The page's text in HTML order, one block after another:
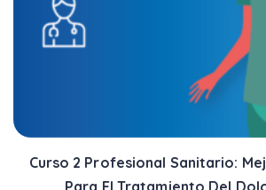
Curso 2 Profesional Sanitario:
Para El Tratamiento Del